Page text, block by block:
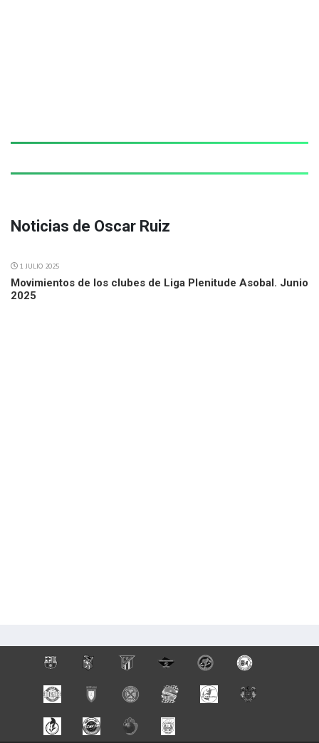
Noticias de Oscar Ruiz
1 JULIO 2025
Movimientos de los clubes de Liga Plenitude Asobal. Junio
2025